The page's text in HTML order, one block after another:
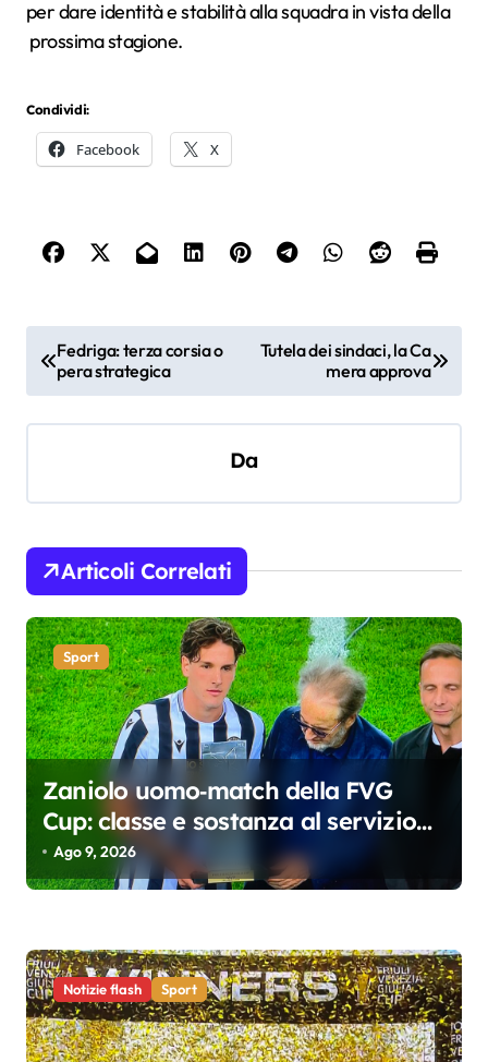
per dare identità e stabilità alla squadra in vista della
prossima stagione.
Condividi:
Facebook X
v
z
i
o
n
e
a
r
c
l
i
Fedriga: terza corsia o
pera strategica
Tutela dei sindaci, la Ca
mera approva
Da
Articoli Correlati
Sport
Zaniolo uomo‑match della FVG
Cup: classe e sostanza al servizio
dell’Udinese
Ago 9, 2026
Notizie flash Sport